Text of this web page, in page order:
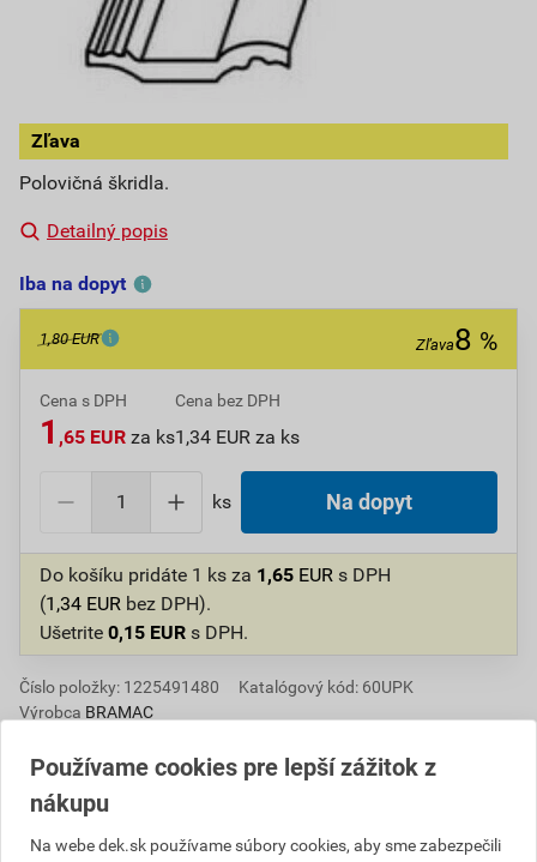
Zľava
Polovičná škridla.
Detailný popis
Iba na dopyt
1,80 EUR Zľava8 %
Cena s DPH
1 ,65 EUR za ks
Cena bez DPH
1,34 EUR za ks
ks Na dopyt
Do košíku pridáte 1 ks za 1,65 EUR s DPH
(1,34 EUR bez DPH).
Ušetrite 0,15 EUR s DPH.
Číslo položky: 1225491480
Katalógový kód: 60UPK
Výrobca BRAMAC
Popis
Používame cookies pre lepší zážitok z
nákupu
Na webe dek.sk používame súbory cookies, aby sme zabezpečili